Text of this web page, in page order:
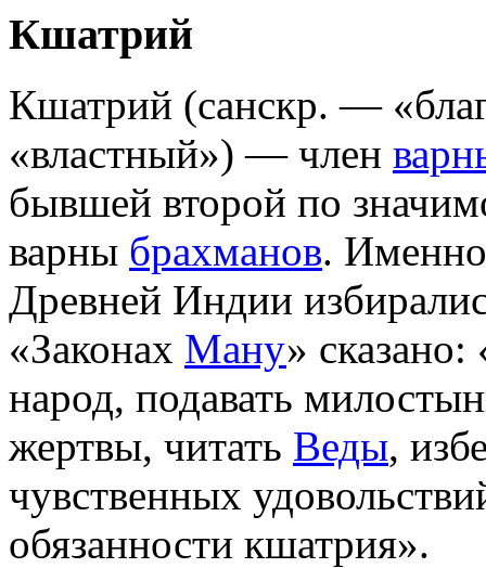
Кшатрий
Кшатрий (санскр. —
«властный») — член
бывшей второй по
варны брахманов.
Древней Индии
«Законах Ману»
народ, подавать
жертвы, читать Веды,
чувственных
обязанности кшатрия».